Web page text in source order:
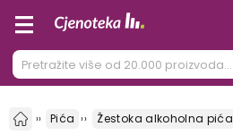
Pića Žestoka alkoholna pića